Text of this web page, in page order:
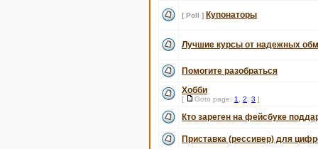
[ Poll ] Купонаторы
Лучшие курсы от надежных
Помогите разобраться
Хобби
[ Goto page: 1 2 3 ]
Кто зареген на фейсбуке
Приставка (рессивер) для